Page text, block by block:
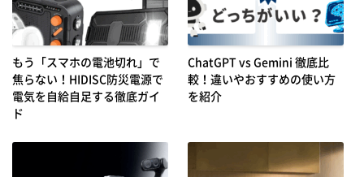
もう「スマホの電池切れ」で
焦らない！HIDISC防災電源で
電気を自給自足する徹底ガイ
ド
ChatGPT vs Gemini 徹底比
較！違いやおすすめの使い方
を紹介